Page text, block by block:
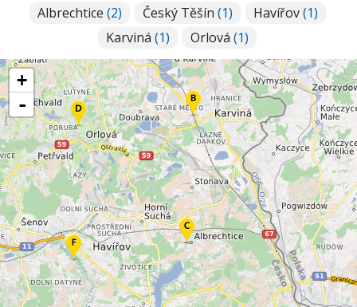
Albrechtice (2) Český Těšín (1) Havířov(1)
Karviná (1) Orlová (1)
+
-